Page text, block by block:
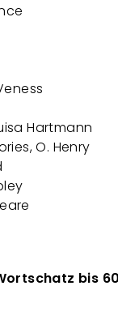
Hartmann
O. Henry
bis